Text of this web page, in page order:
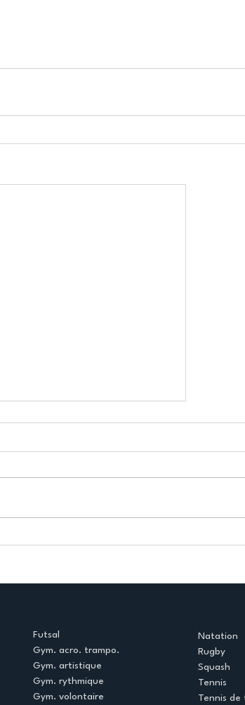
cristoliens brillent en cette
Futsal
Gym. acro. trampo.
Gym. artistique
Gym. rythmique
Gym. volontaire
Natation
Rugby
Squash
Tennis
Tennis de